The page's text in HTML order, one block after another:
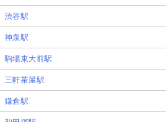
渋谷駅
神泉駅
駒場東大前駅
三軒茶屋駅
鎌倉駅